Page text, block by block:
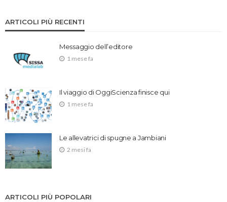
ARTICOLI PIÙ RECENTI
Messaggio dell’editore
1 mese fa
Il viaggio di OggiScienza finisce qui
1 mese fa
Le allevatrici di spugne a Jambiani
2 mesi fa
ARTICOLI PIÙ POPOLARI